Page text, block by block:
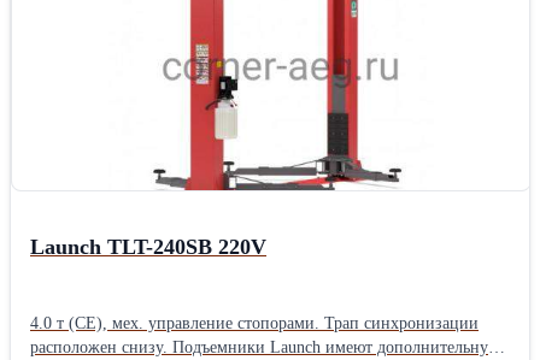
производителей, имеющих маркировку 4 тонны (не
Назначение: Для автосервиса Тип: Электрогидравлические
Количество стоек: Двухстоечные Грузоподъемность: 3,5 тонны
Launch TLT-240SB 220V
4.0 т (CE), мех. управление стопорами. Трап синхронизации
расположен снизу. Подъемники Launch имеют дополнительную